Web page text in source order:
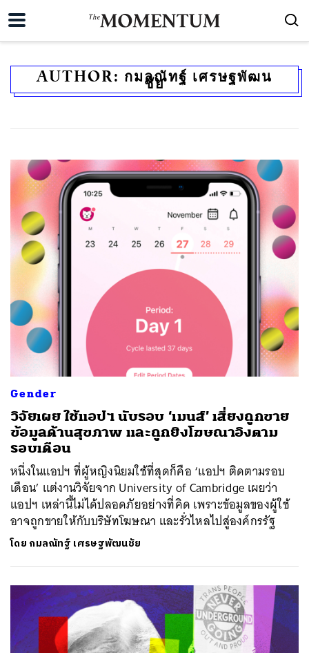
AUTHOR: กมลณัทฐ์ เศรษฐพัฒน
ชัย
Gender
วิจัยเผย ใช้แอปฯ นับรอบ ‘เมนส์’ เสี่ยงถูกขาย
ข้อมูลด้านสุขภาพ และถูกยิงโฆษณาอิงตาม
รอบเดือน
หนึ่งในแอปฯ ที่ผู้หญิงนิยมใช้ที่สุดก็คือ ‘แอปฯ ติดตามรอบ
เดือน’ แต่งานวิจัยจาก University of Cambridge เผยว่า
แอปฯ เหล่านี้ไม่ได้ปลอดภัยอย่างที่คิด เพราะข้อมูลของผู้ใช้
อาจถูกขายให้กับบริษัทโฆษณา และรั่วไหลไปสู่องค์กรรัฐ
โดย กมลณัทฐ์ เศรษฐพัฒนชัย